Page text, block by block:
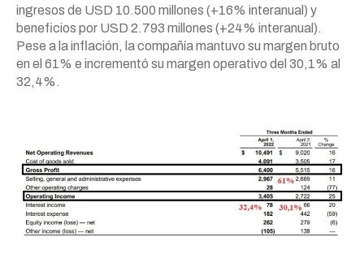
ingresos de USD 10.500 millones (+16% interanual) y
beneficios por USD 2.793 millones (+24% interanual).
Pese a la inflación, la compañía mantuvo su margen bruto
en el 61% e incrementó su margen operativo del 30,1% al
32,4%.